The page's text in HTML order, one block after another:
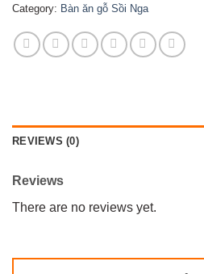
Category: Bàn ăn gỗ Sồi Nga
REVIEWS (0)
Reviews
There are no reviews yet.